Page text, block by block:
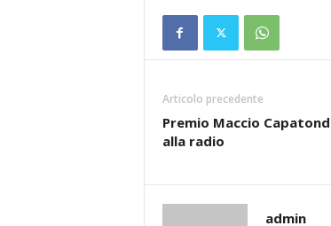
Articolo precedente
Premio Maccio
alla radio
admin